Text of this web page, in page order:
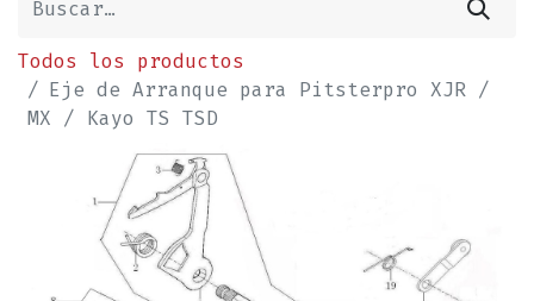
Todos los productos
Eje de Arranque para Pitsterpro XJR /
MX / Kayo TS TSD